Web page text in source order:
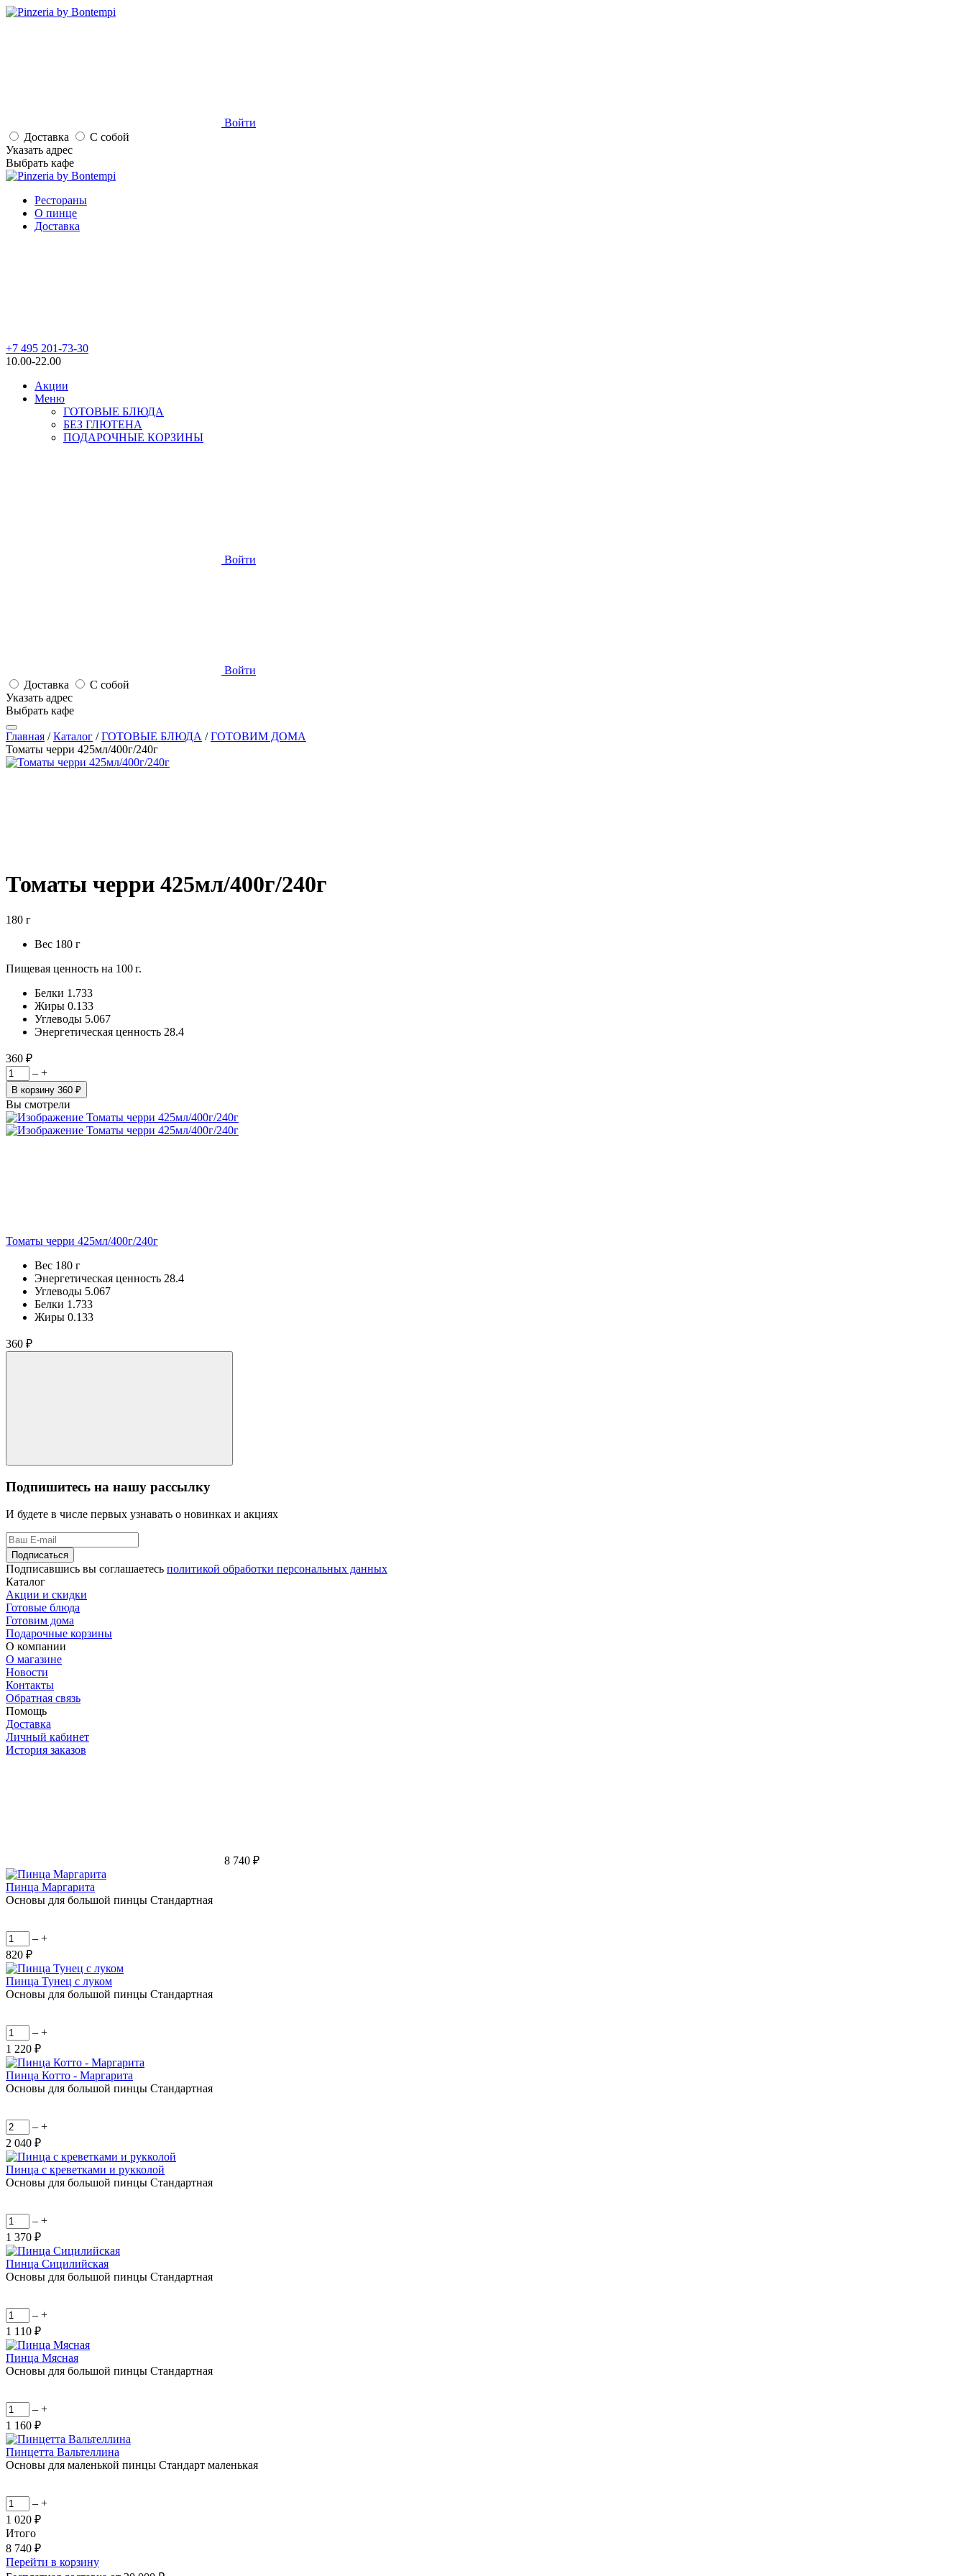
Войти
Доставка
С собой
Указать адрес
Выбрать кафе
Рестораны
О пинце
Доставка
+7 495 201-73-30
10.00-22.00
Акции
Меню
ГОТОВЫЕ БЛЮДА
БЕЗ ГЛЮТЕНА
ПОДАРОЧНЫЕ КОРЗИНЫ
Войти
Войти
Доставка
С собой
Указать адрес
Выбрать кафе
Главная / Каталог / ГОТОВЫЕ БЛЮДА / ГОТОВИМ ДОМА
Томаты черри 425мл/400г/240г
Томаты черри 425мл/400г/240г
180 г
Вес 180 г
Пищевая ценность на 100 г.
Белки 1.733
Жиры 0.133
Углеводы 5.067
Энергетическая ценность 28.4
360 ₽
– +
В корзину 360 ₽
Вы смотрели
Томаты черри 425мл/400г/240г
Вес 180 г
Энергетическая ценность 28.4
Углеводы 5.067
Белки 1.733
Жиры 0.133
360 ₽
Подпишитесь на нашу рассылку
И будете в числе первых узнавать о новинках и акциях
Подписаться
Подписавшись вы соглашаетесь политикой обработки персональных данных
Каталог
Акции и скидки
Готовые блюда
Готовим дома
Подарочные корзины
О компании
О магазине
Новости
Контакты
Обратная связь
Помощь
Доставка
Личный кабинет
История заказов
8 740 ₽
Пинца Маргарита
Основы для большой пинцы Стандартная
– +
820 ₽
Пинца Тунец с луком
Основы для большой пинцы Стандартная
– +
1 220 ₽
Пинца Котто - Маргарита
Основы для большой пинцы Стандартная
– +
2 040 ₽
Пинца с креветками и рукколой
Основы для большой пинцы Стандартная
– +
1 370 ₽
Пинца Сицилийская
Основы для большой пинцы Стандартная
– +
1 110 ₽
Пинца Мясная
Основы для большой пинцы Стандартная
– +
1 160 ₽
Пинцетта Вальтеллина
Основы для маленькой пинцы Стандарт маленькая
– +
1 020 ₽
Итого
8 740 ₽
Перейти в корзину